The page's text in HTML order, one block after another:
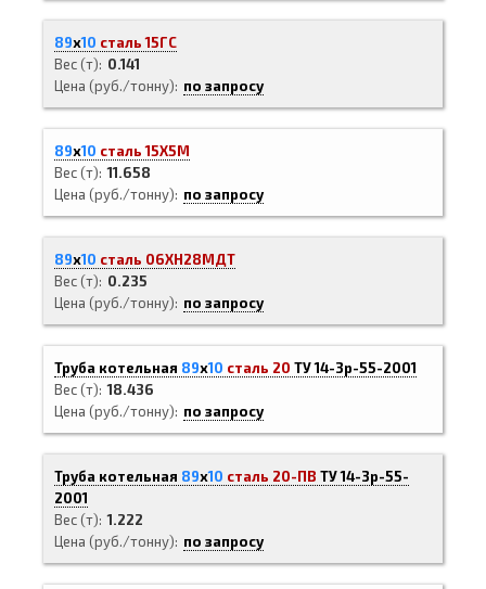
89х10 сталь 15ГС
Вес (т)
0.141
Цена (руб./тонну)
по запросу
89х10 сталь 15Х5М
Вес (т) 11.658
Цена (руб./тонну)
по запросу
89х10 сталь 06ХН28МДТ
Вес (т)
0.235
Цена (руб./тонну)
по запросу
Труба котельная 89х10 сталь 20 ТУ 14-3р-55-2001
Вес (т) 18.436
Цена (руб./тонну)
по запросу
Труба котельная 89х10 сталь 20-ПВ ТУ 14-3р-55-
2001
Вес (т) 1.222
Цена (руб./тонну)
по запросу